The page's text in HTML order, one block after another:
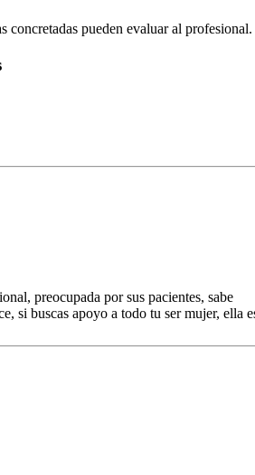
concretadas pueden evaluar al profesional.
preocupada por sus pacientes, sabe
si buscas apoyo a todo tu ser mujer, ella